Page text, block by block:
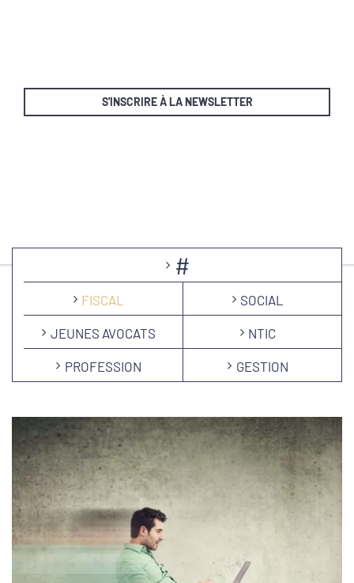
S'INSCRIRE À LA NEWSLETTER
#
FISCAL SOCIAL
JEUNES AVOCATS NTIC
PROFESSION GESTION